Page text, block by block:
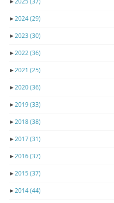
►2024(29)
►2023 (30)
►2022(36)
►2021 (25)
►2020(36)
►2019(33)
►2018(38)
►2017(31)
►2016(37)
►2015(37)
►2014(44)